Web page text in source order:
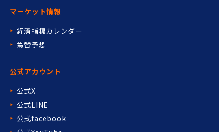
マーケット情報
経済指標カレンダー
為替予想
公式アカウント
公式X
公式LINE
公式facebook